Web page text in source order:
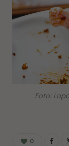
Foto:
0